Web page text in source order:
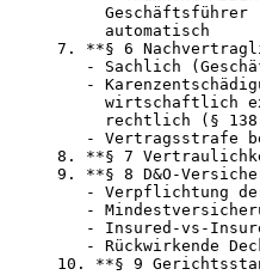
Geschäftsführer
     automatisch
7. **§ 6
- Sachlich
-
wirtschaftlich
rechtlich (§
- Vertragsstrafe
8. **§ 7
9. **§ 8 D&O-
- Verpflichtung
-
- Insured-vs-
- Rückwirkende
10. **§ 9